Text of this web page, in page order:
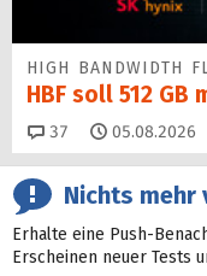
HIGH BANDWIDTH
HBF soll 512
37 Kommentare
05.08.2026
Nichts mehr
Erhalte eine Push-
Erscheinen neuer Tests